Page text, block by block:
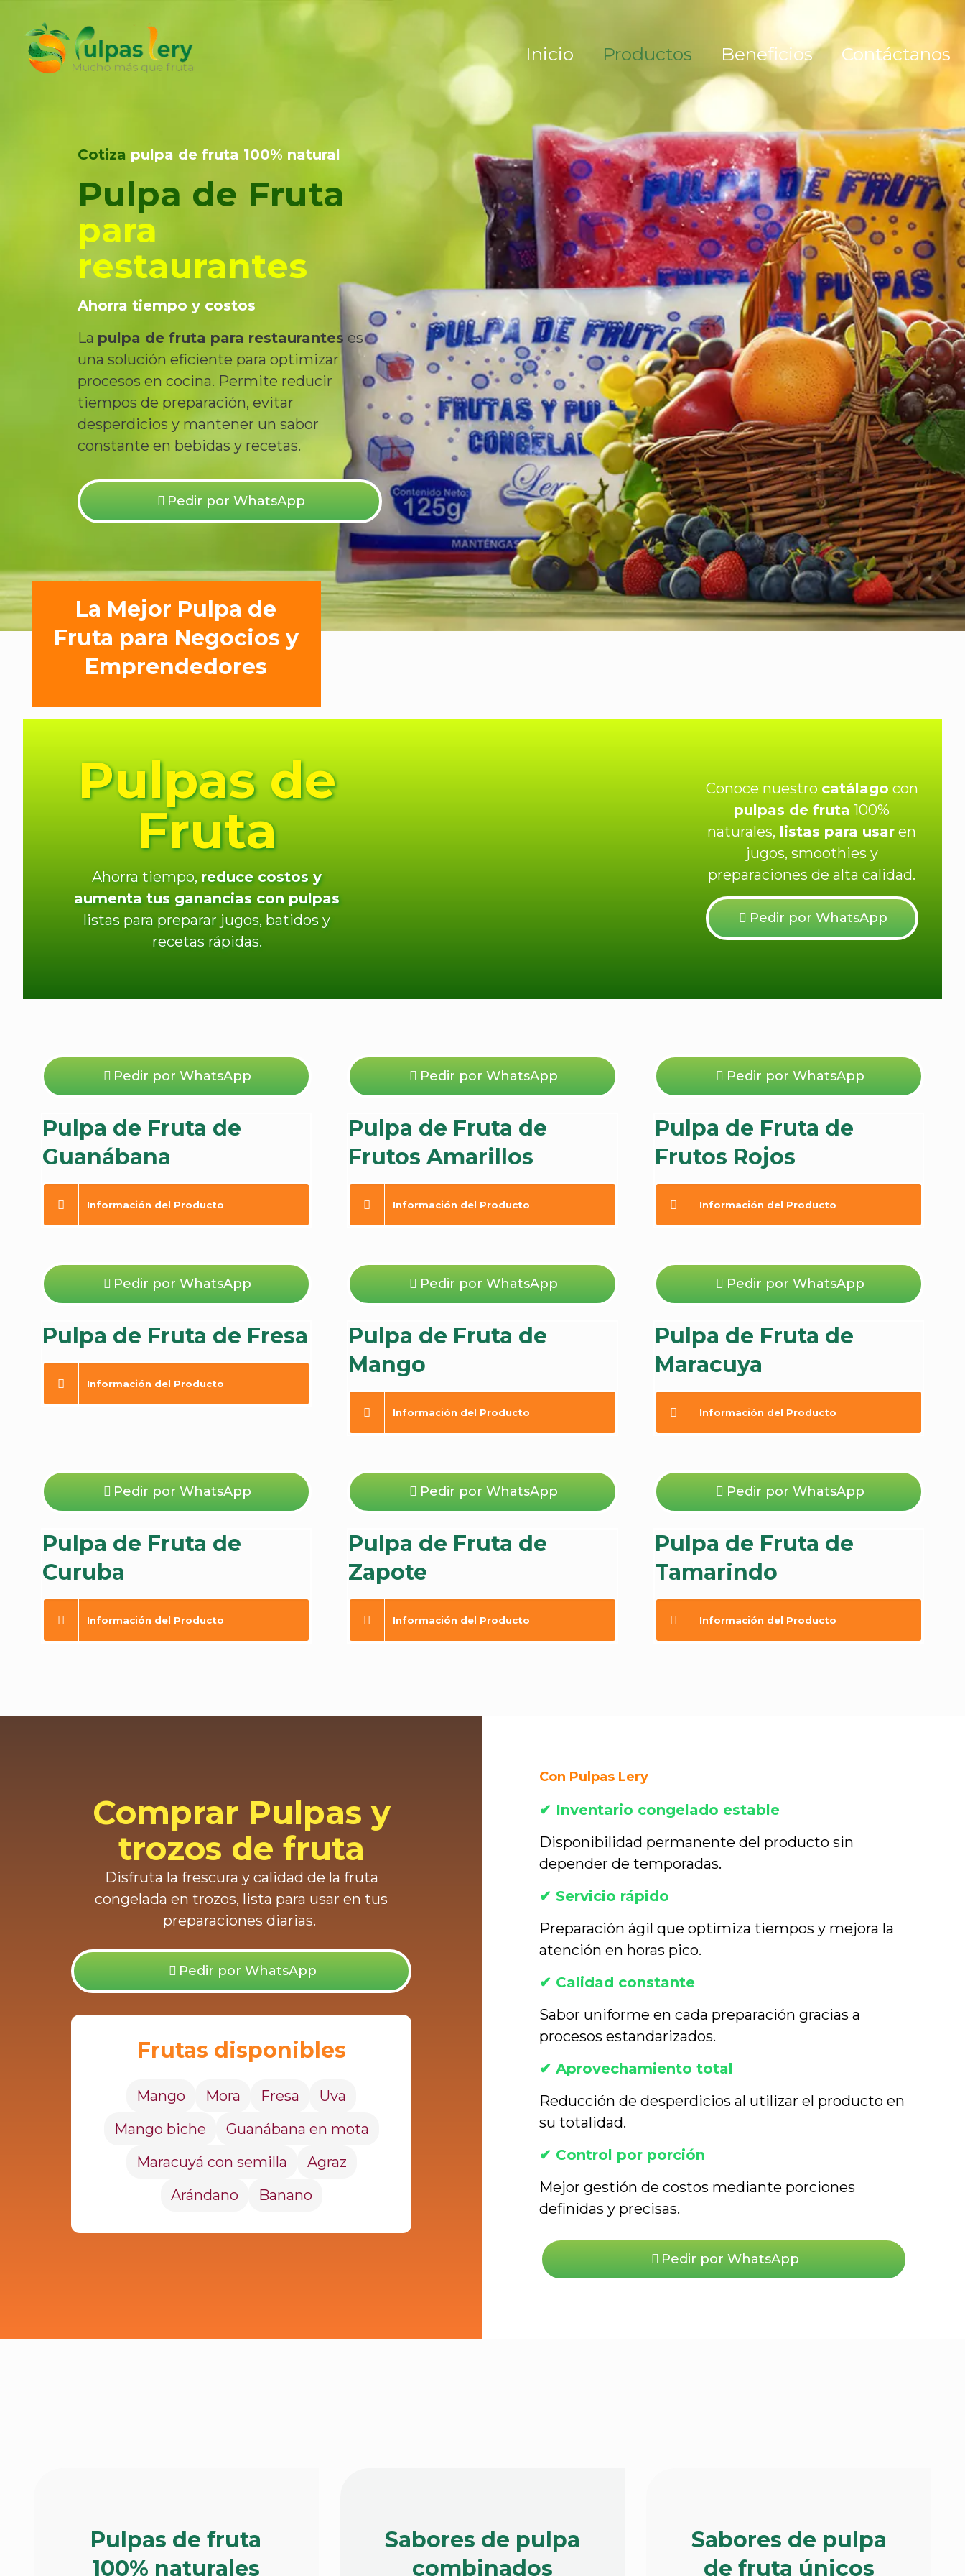
Inicio Productos Beneficios Contáctanos
Cotiza pulpa de fruta 100% natural
Pulpa de Fruta
para
restaurantes
Ahorra tiempo y costos
La pulpa de fruta para restaurantes es
una solución eficiente para optimizar
procesos en cocina. Permite reducir
tiempos de preparación, evitar
desperdicios y mantener un sabor
constante en bebidas y recetas.
Pedir por WhatsApp
La Mejor Pulpa de
Fruta para Negocios y
Emprendedores
Pulpas de
Fruta
Ahorra tiempo, reduce costos y
aumenta tus ganancias con pulpas
listas para preparar jugos, batidos y
recetas rápidas.
Conoce nuestro catálago con
pulpas de fruta 100%
naturales, listas para usar en
jugos, smoothies y
preparaciones de alta calidad.
Pedir por WhatsApp
Pedir por WhatsApp
Pulpa de Fruta de
Guanábana
Información del Producto
Pedir por WhatsApp
Pulpa de Fruta de
Frutos Amarillos
Información del Producto
Pedir por WhatsApp
Pulpa de Fruta de
Frutos Rojos
Información del Producto
Pedir por WhatsApp
Pulpa de Fruta de Fresa
Información del Producto
Pedir por WhatsApp
Pulpa de Fruta de
Mango
Información del Producto
Pedir por WhatsApp
Pulpa de Fruta de
Maracuya
Información del Producto
Pedir por WhatsApp
Pulpa de Fruta de
Curuba
Información del Producto
Pedir por WhatsApp
Pulpa de Fruta de
Zapote
Información del Producto
Pedir por WhatsApp
Pulpa de Fruta de
Tamarindo
Información del Producto
Comprar Pulpas y
trozos de fruta
Disfruta la frescura y calidad de la fruta
congelada en trozos, lista para usar en tus
preparaciones diarias.
Pedir por WhatsApp
Frutas disponibles
Mango Mora Fresa
Uva
Mango biche
Guanábana en mota
Maracuyá con semilla
Agraz
Arándano
Banano
Con Pulpas Lery
✔ Inventario congelado estable
Disponibilidad permanente del producto sin
depender de temporadas.
✔ Servicio rápido
Preparación ágil que optimiza tiempos y mejora la
atención en horas pico.
✔ Calidad constante
Sabor uniforme en cada preparación gracias a
procesos estandarizados.
✔ Aprovechamiento total
Reducción de desperdicios al utilizar el producto en
su totalidad.
✔ Control por porción
Mejor gestión de costos mediante porciones
definidas y precisas.
Pedir por WhatsApp
Pulpas de fruta
100% naturales
Sabores de pulpa
combinados
Sabores de pulpa
de fruta únicos